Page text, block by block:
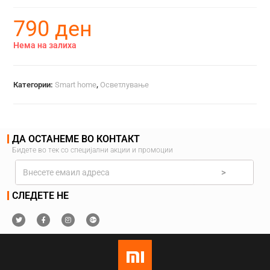
790ден
Нема на залиха
Категории:Smart home, Осветлување
ДА ОСТАНЕМЕ ВО КОНТАКТ
Бидете во тек со специјални акции и промоции
>
СЛЕДЕТЕ НЕ